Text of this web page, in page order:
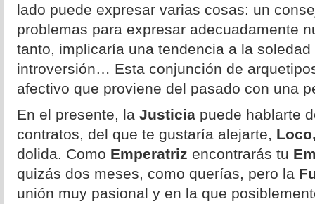
lado puede expresar varias cosas: un
problemas para expresar adecuadamente
tanto, implicaría una tendencia a la
introversión… Esta conjunción de
afectivo que proviene del pasado con una
En el presente, la Justicia puede hablarte
contratos, del que te gustaría alejarte,
dolida. Como Emperatriz encontrarás tu
quizás dos meses, como querías, pero la
unión muy pasional y en la que